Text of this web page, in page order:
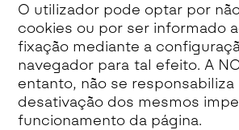
O utilizador pode optar por
cookies ou por ser informado
fixação mediante a
navegador para tal efeito. A
entanto, não se
desativação dos mesmos
funcionamento da página.